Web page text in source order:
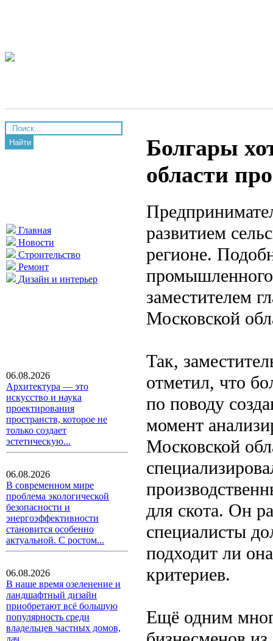
Найти
Главная
Новости
Строительство
Ремонт
Дизайн и интерьер
06.08.2026
Архитектура — это
искусство и наука
проектирования
пространств, которое не
только создает
эстетическую...
06.08.2026
В современном мире
проблема экологической
безопасности и
энергоэффективности
становится особенно
актуальной. С ростом...
06.08.2026
В наше время озеленение и
ландшафтный дизайн
приобретают всё большую
популярность среди
владельцев частных домов,
дач,...
Болгары
области
развитием
регионе.
заместителем
Московской
Так,
отметил, что
по поводу
момент
Московской
для скота. Он
специалисты
подходит ли
критериев.
Ещё одним